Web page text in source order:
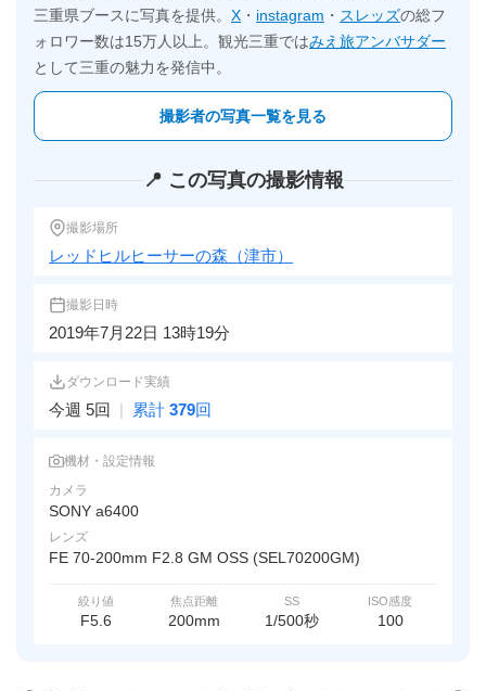
三重県ブースに写真を提供。 X ・ instagram ・ スレッズの総フ
ォロワー数は15万人以上。観光三重ではみえ旅アンバサダー
として三重の魅力を発信中。
撮影者の写真一覧を見る
📍 この写真の撮影情報
撮影場所
レッドヒルヒーサーの森（津市）
撮影日時
2019年7月22日 13時19分
ダウンロード実績
今週 5回 | 累計 379回
機材・設定情報
カメラ
SONY a6400
レンズ
FE 70-200mm F2.8 GM OSS (SEL70200GM)
絞り値
F5.6
焦点距離
200mm
SS
1/500秒
ISO感度
100